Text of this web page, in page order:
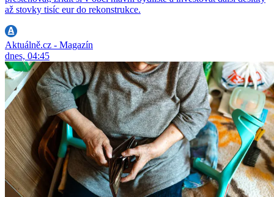
až stovky tisíc eur do rekonstrukce.
Aktuálně.cz - Magazín
dnes, 04:45